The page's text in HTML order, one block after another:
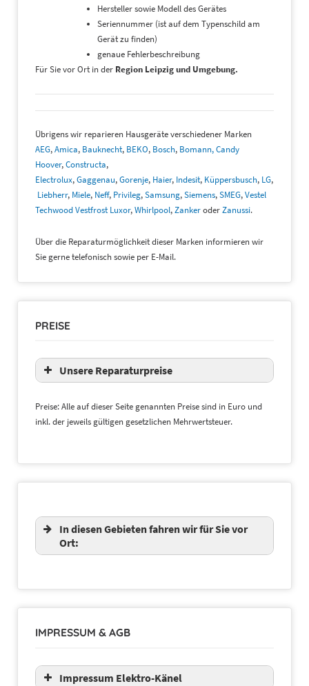
Hersteller sowie Modell des Gerätes
Seriennummer (ist auf dem Typenschild am
Gerät zu finden)
genaue Fehlerbeschreibung
Für Sie vor Ort in der Region Leipzig und Umgebung.
Übrigens wir reparieren Hausgeräte verschiedener Marken
AEG,Amica, Bauknecht, BEKO, Bosch, Bomann,Candy
Hoover,Constructa,
Electrolux,Gaggenau,Gorenje, Haier, Indesit, Küppersbusch, LG,
Liebherr, Miele, Neff, Privileg,Samsung,Siemens,SMEG,Vestel
Techwood Vestfrost Luxor,Whirlpool,ZankeroderZanussi.
Über die Reparaturmöglichkeit dieser Marken informieren wir
Sie gerne telefonisch sowie per E-Mail.
PREISE
Unsere Reparaturpreise
Preise: Alle auf dieser Seite genannten Preise sind in Euro und
inkl. der jeweils gültigen gesetzlichen Mehrwertsteuer.
In diesen Gebieten fahren wir für Sie vor
Ort:
IMPRESSUM & AGB
Impressum Elektro-Känel